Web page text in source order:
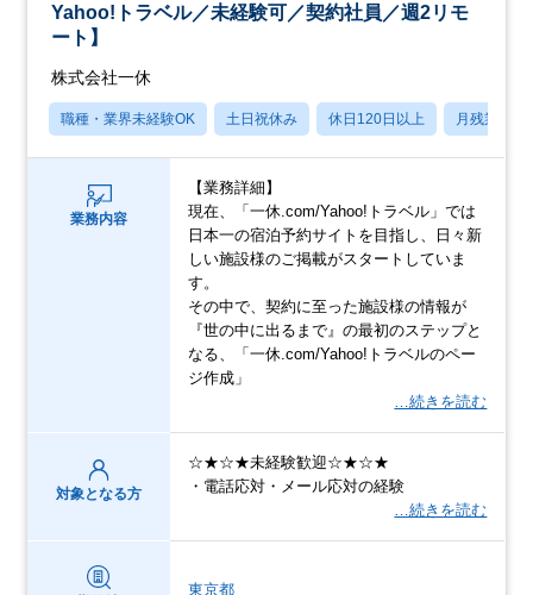
Yahoo!トラベル／未経験可／契約社員／週2リモ
ート】
株式会社一休
職種・業界未経験OK 土日祝休み 休日120日以上 月残業20
業務内容
【業務詳細】
現在、「一休.com/Yahoo!トラベル」では
日本一の宿泊予約サイトを目指し、日々新
しい施設様のご掲載がスタートしていま
す。
その中で、契約に至った施設様の情報が
『世の中に出るまで』の最初のステップと
なる、「一休.com/Yahoo!トラベルのペー
ジ作成」
…続きを読む
対象となる方
☆★☆★未経験歓迎☆★☆★
・電話応対・メール応対の経験
…続きを読む
東京都